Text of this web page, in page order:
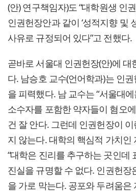
(안) 연구책임자)도 “대학원생 인
인권헌장안과 같이 ‘성적지향 및
사유로 규정되어 있다”고 전했다.
곧바로 서울대 인권헌장(안)에 대
다. 남승호 교수(언어학과)는 인
을 피력했다. 남 교수는 “서울대에
소수자를 포함한 약자들이 혐오
건 잘 안다. 그런데 인권헌장이
지 않는다. 대학의 핵심적 가치인
“대학은 진리를 추구하는 곳인데
진실을 규명할 수 없다. 인권헌장
을 가로 막는다. 공포와 두려움은